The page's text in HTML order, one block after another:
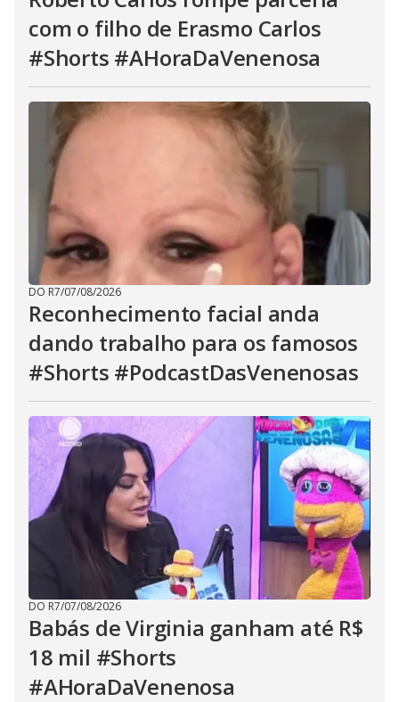
com o filho de Erasmo Carlos
#Shorts #AHoraDaVenenosa
DO R7/07/08/2026
Reconhecimento facial anda
dando trabalho para os famosos
#Shorts #PodcastDasVenenosas
DO R7/07/08/2026
Babás de Virginia ganham até R$
18 mil #Shorts
#AHoraDaVenenosa